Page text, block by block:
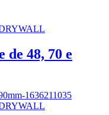
de 48, 70 e